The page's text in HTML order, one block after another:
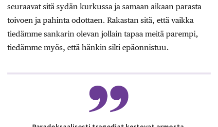
seuraavat sitä sydän kurkussa ja samaan aikaan parasta
toivoen ja pahinta odottaen. Rakastan sitä, että vaikka
tiedämme sankarin olevan jollain tapaa meitä parempi,
tiedämme myös, että hänkin silti epäonnistuu.